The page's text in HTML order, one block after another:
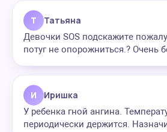
Т Татьяна
Девочки SOS подскажите
потуг не опорожниться.? Очень
И Иришка
У ребенка гной ангина.
периодически держится.